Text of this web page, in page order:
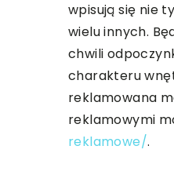
wpisują się nie
wielu innych.
chwili
charakteru
reklamowana
reklamowymi
reklamowe/.